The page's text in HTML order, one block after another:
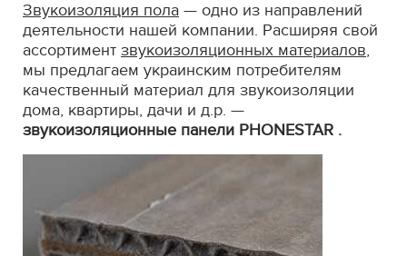
Звукоизоляция пола — одно из направлений
деятельности нашей компании. Расширяя свой
ассортимент звукоизоляционных материалов,
мы предлагаем украинским потребителям
качественный материал для звукоизоляции
дома, квартиры, дачи и д.р. —
звукоизоляционные панели PHONESTAR .